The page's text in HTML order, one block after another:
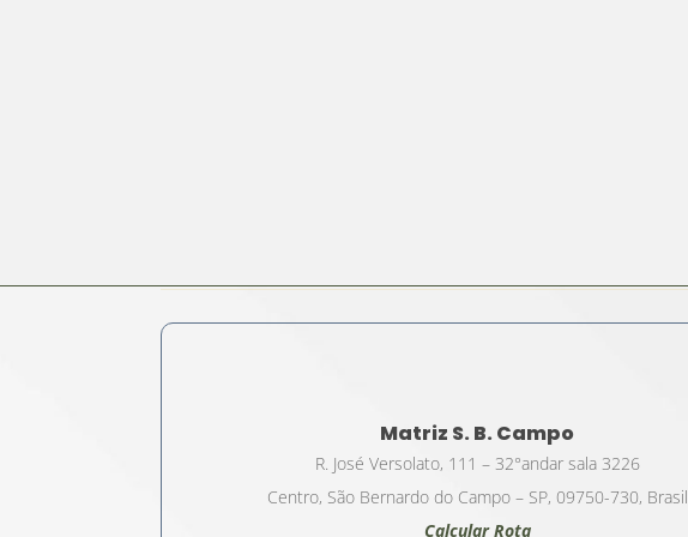
Matriz S. B. Campo
R. José Versolato, 111 – 32°andar sala 3226
Centro, São Bernardo do Campo – SP, 09750-730, Brasil
Calcular Rota